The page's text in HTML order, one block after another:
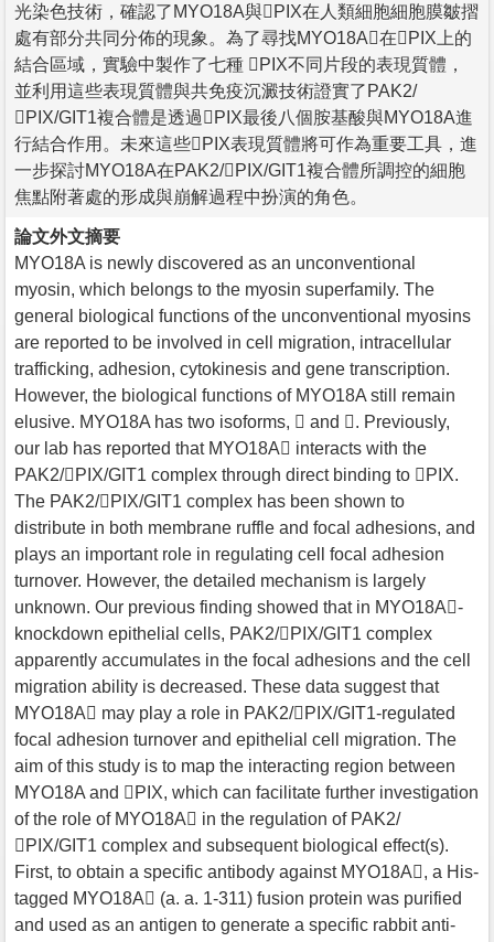
光染色技術，確認了MYO18A與PIX在人類細胞細胞膜皺摺
處有部分共同分佈的現象。為了尋找MYO18A在PIX上的
結合區域，實驗中製作了七種 PIX不同片段的表現質體，
並利用這些表現質體與共免疫沉澱技術證實了PAK2/
PIX/GIT1複合體是透過PIX最後八個胺基酸與MYO18A進
行結合作用。未來這些PIX表現質體將可作為重要工具，進
一步探討MYO18A在PAK2/PIX/GIT1複合體所調控的細胞
焦點附著處的形成與崩解過程中扮演的角色。
論文外文摘要
MYO18A is newly discovered as an unconventional
myosin, which belongs to the myosin superfamily. The
general biological functions of the unconventional myosins
are reported to be involved in cell migration, intracellular
trafficking, adhesion, cytokinesis and gene transcription.
However, the biological functions of MYO18A still remain
elusive. MYO18A has two isoforms,  and . Previously,
our lab has reported that MYO18A interacts with the
PAK2/PIX/GIT1 complex through direct binding to PIX.
The PAK2/PIX/GIT1 complex has been shown to
distribute in both membrane ruffle and focal adhesions, and
plays an important role in regulating cell focal adhesion
turnover. However, the detailed mechanism is largely
unknown. Our previous finding showed that in MYO18A-
knockdown epithelial cells, PAK2/PIX/GIT1 complex
apparently accumulates in the focal adhesions and the cell
migration ability is decreased. These data suggest that
MYO18A may play a role in PAK2/PIX/GIT1-regulated
focal adhesion turnover and epithelial cell migration. The
aim of this study is to map the interacting region between
MYO18A and PIX, which can facilitate further investigation
of the role of MYO18A in the regulation of PAK2/
PIX/GIT1 complex and subsequent biological effect(s).
First, to obtain a specific antibody against MYO18A, a His-
tagged MYO18A (a. a. 1-311) fusion protein was purified
and used as an antigen to generate a specific rabbit anti-